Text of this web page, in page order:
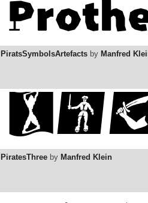
PiratsSymbolsArtefacts by Manfred
PiratesThree by Manfred Klein